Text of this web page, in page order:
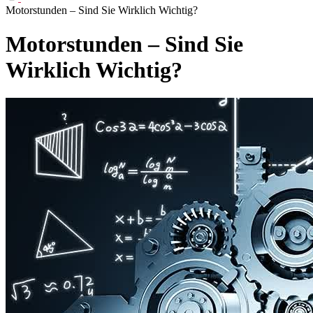
Motorstunden – Sind Sie Wirklich Wichtig?
Motorstunden – Sind Sie
Wirklich Wichtig?